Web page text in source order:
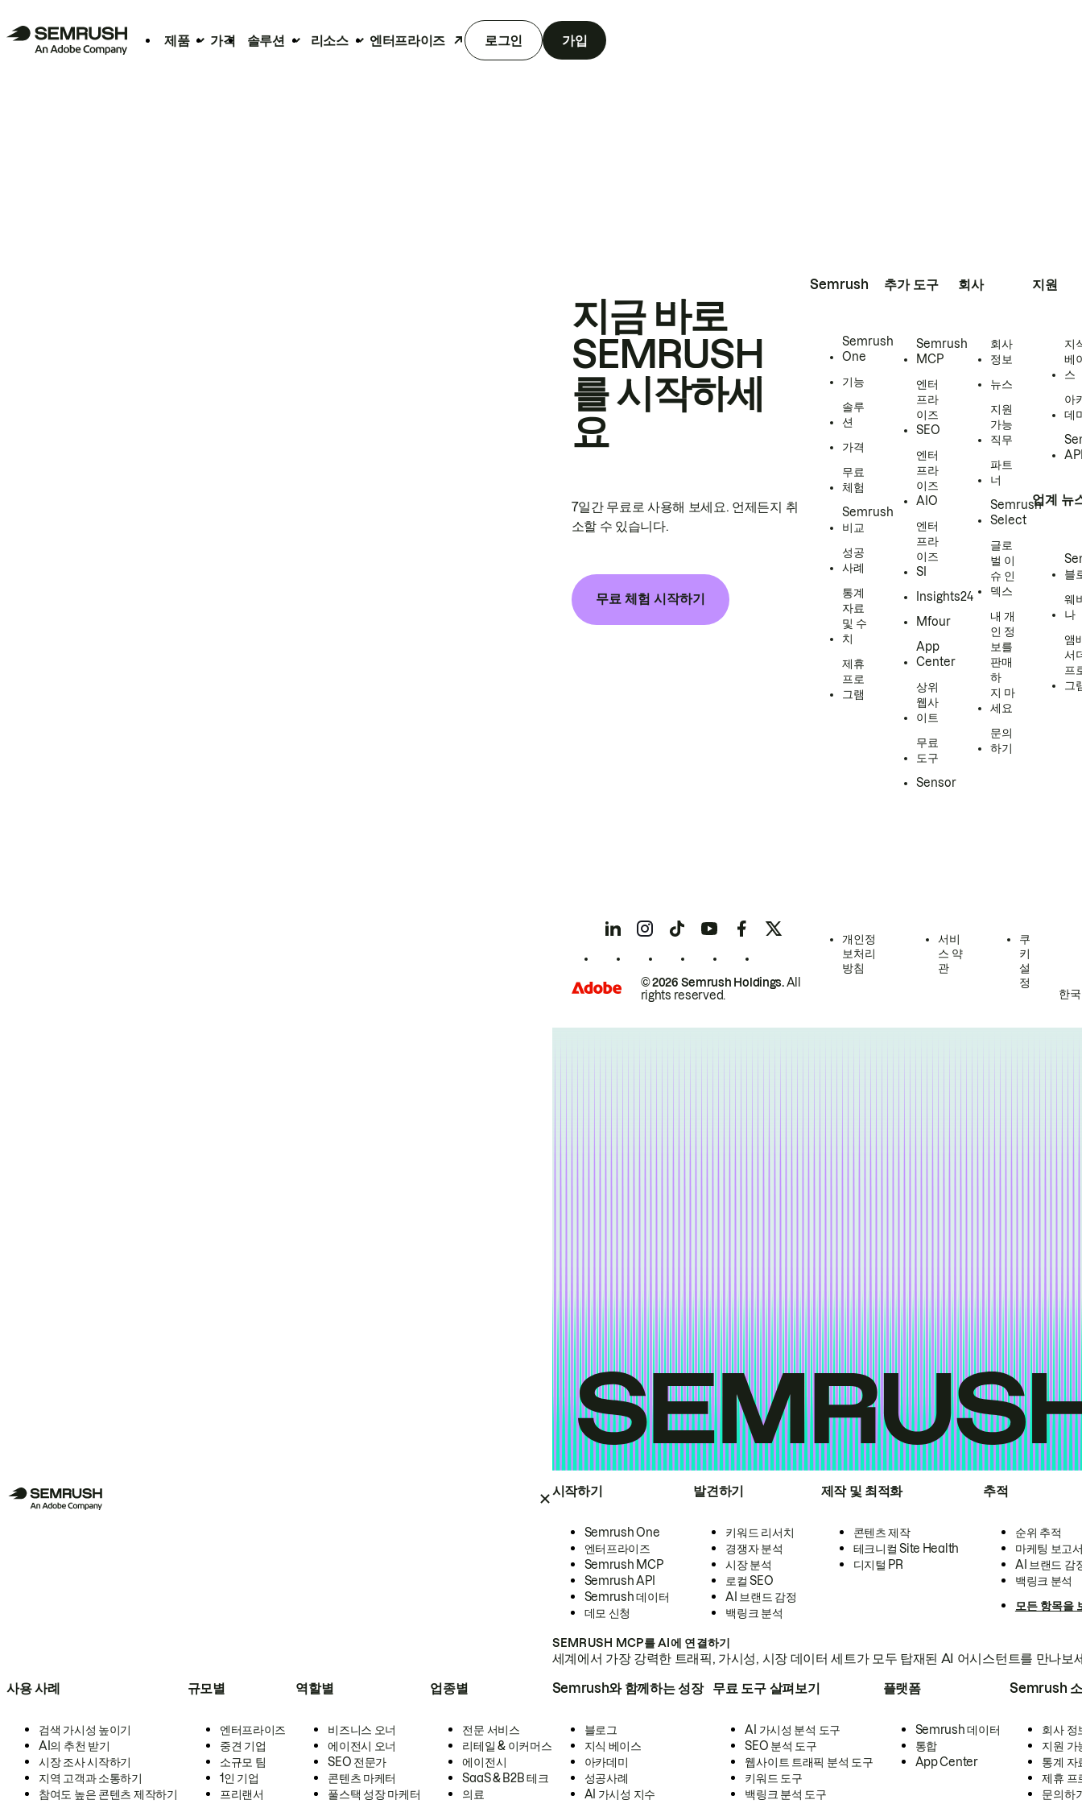
제품 가격 솔루션 리소스 엔터프라이즈 로그인 가입
시작하기
Semrush One
엔터프라이즈
Semrush MCP
Semrush API
Semrush 데이터
데모 신청
발견하기
키워드 리서치
경쟁자 분석
시장 분석
로컬 SEO
AI 브랜드 감정
백링크 분석
제작 및 최적화
콘텐츠 제작
테크니컬 Site Health
디지털 PR
추적
순위 추적
마케팅 보고
AI 브랜드 감
백링크 분석
모든 항목을
SEMRUSH MCP를 AI에 연결하기
세계에서 가장 강력한 트래픽, 가시성, 시장 데이터 세트가 모두 탑재된 AI 어시스턴트를 만나보
사용 사례
검색 가시성 높이기
AI의 추천 받기
시장 조사 시작하기
지역 고객과 소통하기
참여도 높은 콘텐츠 제작하기
규모별
엔터프라이즈
중견 기업
소규모 팀
1인 기업
프리랜서
역할별
비즈니스 오너
에이전시 오너
SEO 전문가
콘텐츠 마케터
풀스택 성장 마케터
업종별
전문 서비스
리테일 & 이커머스
에이전시
SaaS & B2B 테크
의료
Semrush와 함께하는 성장
블로그
지식 베이스
아카데미
성공사례
AI 가시성 지수
무료 도구 살펴보기
AI 가시성 분석 도구
SEO 분석 도구
웹사이트 트래픽 분석 도구
키워드 도구
백링크 분석 도구
플랫폼
Semrush 데이터
통합
App Center
Semrush
회사 정
지원 가
통계 자
제휴 프
문의하
지금 바로
SEMRUSH
를 시작하세
요
7일간 무료로 사용해 보세요. 언제든지 취
소할 수 있습니다.
무료 체험 시작하기
Semrush
Semrush
One
기능
솔루
션
가격
무료
체험
Semrush
비교
성공
사례
통계
자료
및 수
치
제휴
프로
그램
추가 도구
Semrush
MCP
엔터
프라
이즈
SEO
엔터
프라
이즈
AIO
엔터
프라
이즈
SI
Insights24
Mfour
App
Center
상위
웹사
이트
무료
도구
Sensor
회사
회사
정보
뉴스
지원
가능
직무
파트
너
Semrush
Select
글로
벌 이
슈 인
덱스
내 개
인 정
보를
판매
하
지 마
세요
문의
하기
지원
지
베
스
아
데
업계 뉴
블
웨
나
앰
서
프
그
© 2026 Semrush Holdings.All
rights reserved.
개인정
보처리
방침
서비
스 약
관
쿠
키
설
정
한